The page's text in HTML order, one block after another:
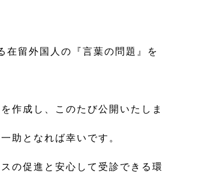
留外国人の『言葉の問題』を
作成し、このたび公開いたしま
助となれば幸いです。
の促進と安心して受診できる環